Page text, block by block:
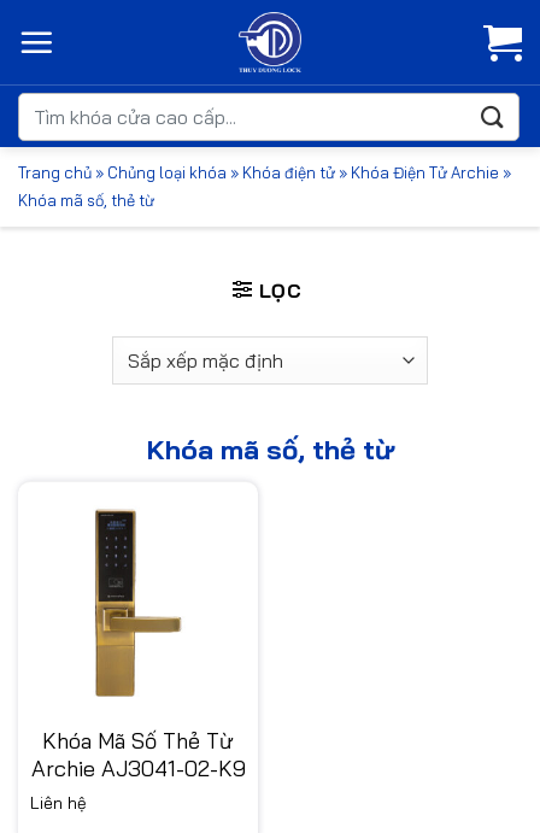
qua
dungTìm
kiếm:
Trang chủ » Chủng loại khóa » Khóa điện tử » Khóa Điện Tử Archie »
Khóa mã số, thẻ từ
LỌC
Khóa mã số, thẻ từ
Khóa Mã Số Thẻ Từ
Archie AJ3041-02-K9
Liên hệ